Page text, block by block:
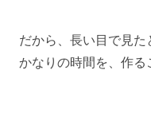
だから、長い目で見た
かなりの時間を、作る